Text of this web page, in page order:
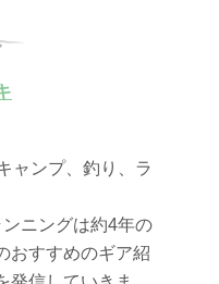
ャンプ、釣り、ラ
ニングは約4年の
おすすめのギア紹